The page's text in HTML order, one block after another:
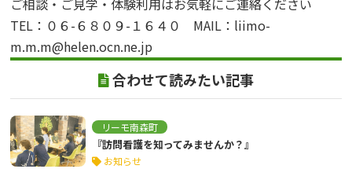
ご相談・ご見学・体験利用はお気軽にご連絡ください
TEL：０６-６８０９-１６４０ MAIL：liimo-
m.m.m@helen.ocn.ne.jp
合わせて読みたい記事
リーモ南森町
『訪問看護を知ってみませんか？』
お知らせ